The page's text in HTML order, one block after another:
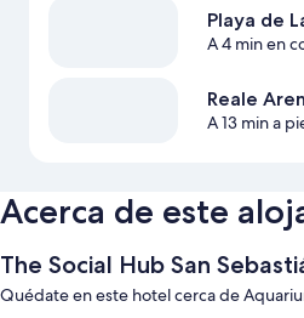
Playa de
A 4 min en
Reale
A 13 min a
Acerca de este
The Social Hub San
Quédate en este hotel cerca de